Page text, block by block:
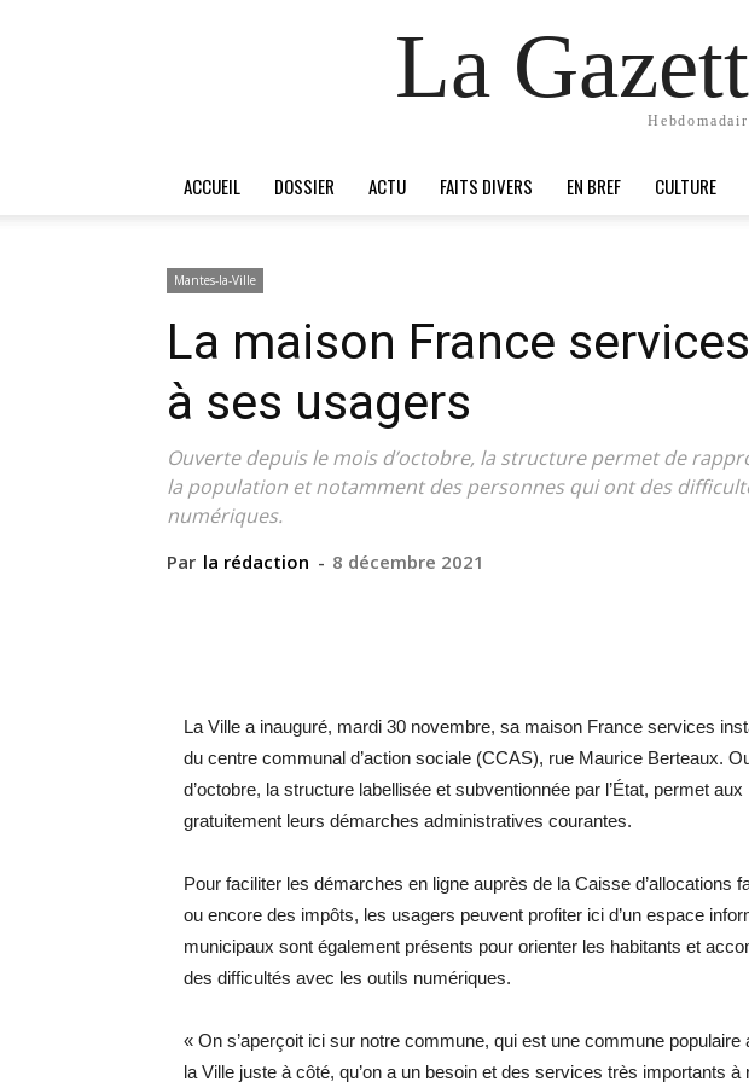
La
ACCUEIL DOSSIER ACTU FAITS DIVERS EN BREF CULTURE
Mantes-la-Ville
La maison France
à ses usagers
Ouverte depuis le mois d’octobre, la structure permet de
la population et notamment des personnes qui ont des
numériques.
Par la rédaction - 8 décembre 2021
La Ville a inauguré, mardi 30 novembre, sa maison France services
du centre communal d’action sociale (CCAS), rue Maurice Berteaux.
d’octobre, la structure labellisée et subventionnée par l’État, permet
gratuitement leurs démarches ­administratives courantes.
Pour faciliter les démarches en ligne auprès de la Caisse d’allocations
ou encore des impôts, les usagers peuvent profiter ici d’un espace
municipaux sont également présents pour orienter les habitants et
des difficultés avec les outils numériques.
« On s’aperçoit ici sur notre commune, qui est une commune populaire
la Ville juste à côté, qu’on a un besoin et des services très importants